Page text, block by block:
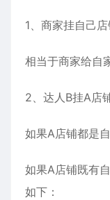
1、商家挂自己店
相当于商家给自
2、达人B挂A店
如果A店铺都是
如果A店铺既有
如下：